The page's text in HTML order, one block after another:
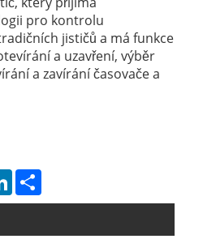
pro kontrolu
jističů a má funkce
a uzavření, výběr
a zavírání časovače a
LinkedIn